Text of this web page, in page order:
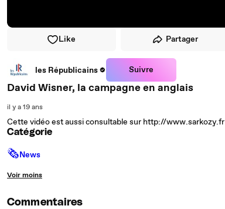
Like Partager
les Républicains Suivre
David Wisner, la campagne en anglais
il y a 19 ans
Cette vidéo est aussi consultable sur http://www.sarkozy.fr
Catégorie
🗞News
Voir moins
Commentaires